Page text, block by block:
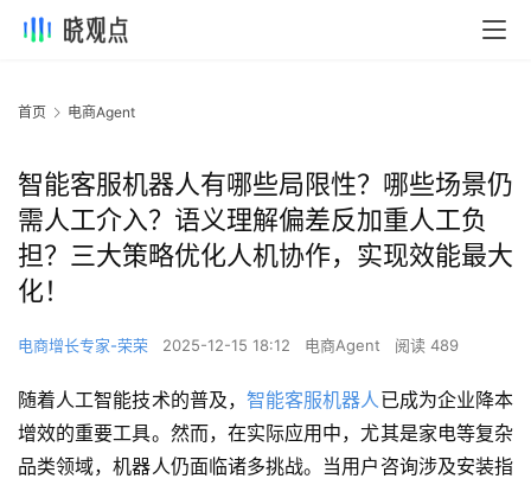
首页 电商Agent
智能客服机器人有哪些局限性？哪些场景仍
需人工介入？语义理解偏差反加重人工负
担？三大策略优化人机协作，实现效能最大
化！
电商增长专家-荣荣 2025-12-15 18:12 电商Agent 阅读 489
随着人工智能技术的普及， 智能客服机器人已成为企业降本
增效的重要工具。然而，在实际应用中，尤其是家电等复杂
品类领域，机器人仍面临诸多挑战。当用户咨询涉及安装指